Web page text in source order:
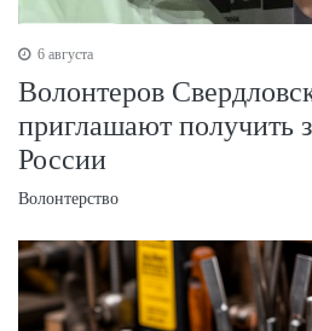
6 августа
Волонтеров
приглашают получить
России
Волонтерство